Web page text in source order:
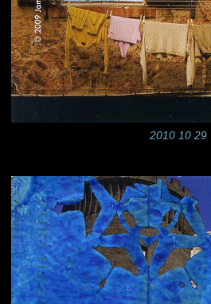
2010 10 29